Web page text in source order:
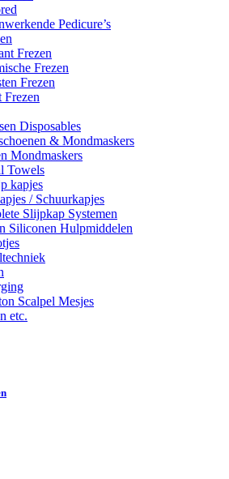
Pedicure’s
Frezen
Frezen
Frezen
Frezen
Disposables
& Mondmaskers
Mondmaskers
Towels
kapjes
/ Schuurkapjes
Slijpkap Systemen
Siliconen Hulpmiddelen
Scalpel Mesjes
etc.